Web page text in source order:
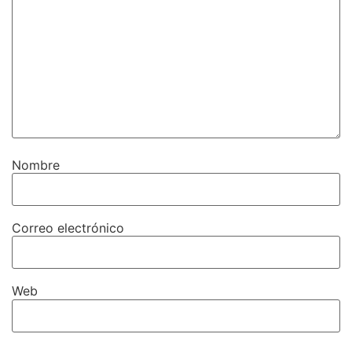
Nombre
Correo electrónico
Web